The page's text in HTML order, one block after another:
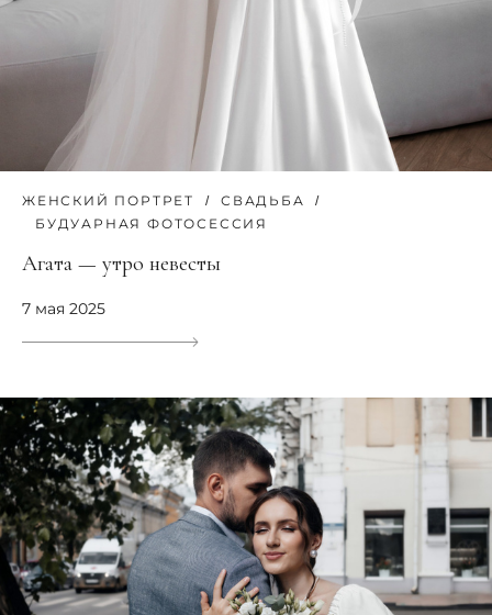
ЖЕНСКИЙ ПОРТРЕТ
СВАДЬБА
БУДУАРНАЯ ФОТОСЕССИЯ
Агата — утро невесты
7 мая 2025